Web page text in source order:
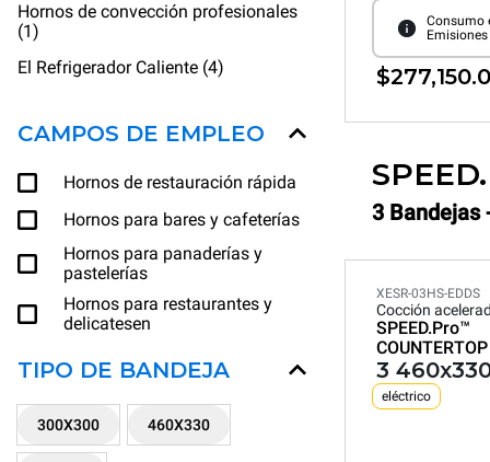
Hornos de convección profesionales
(1)
El Refrigerador Caliente (4)
CAMPOS DE EMPLEO
Hornos de restauración rápida
Hornos para bares y cafeterías
Hornos para panaderías y
pastelerías
Hornos para restaurantes y
delicatesen
TIPO DE BANDEJA
300X300 460X330
Consumo
3 Bandejas
XESR-03HS-EDDS
Cocción
SPEED.Pro™
COUNTERTOP
3
eléctrico